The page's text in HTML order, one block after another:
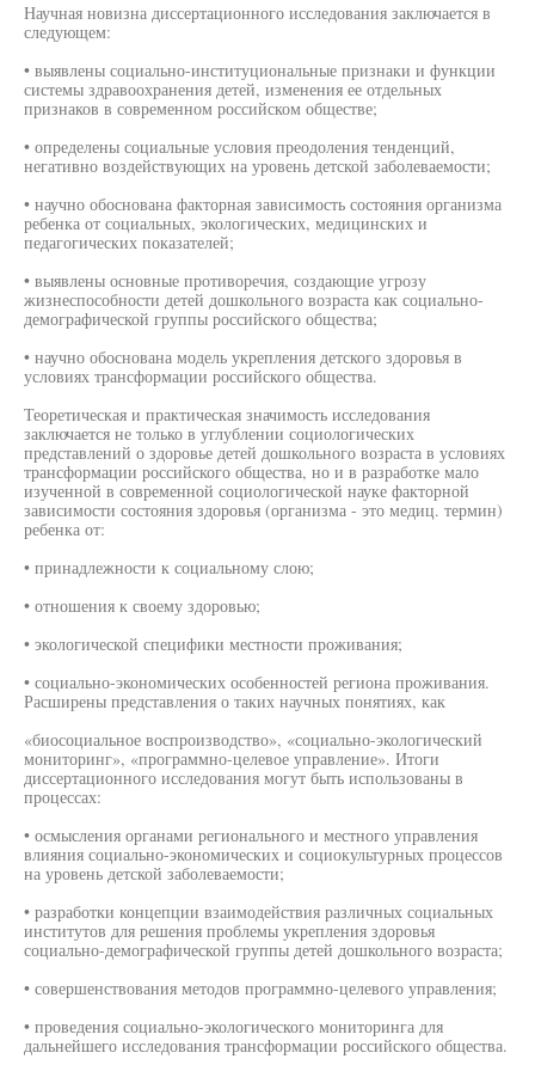
Научная новизна диссертационного исследования заключается в
следующем:
• выявлены социально-институциональные признаки и функции
системы здравоохранения детей, изменения ее отдельных
признаков в современном российском обществе;
• определены социальные условия преодоления тенденций,
негативно воздействующих на уровень детской заболеваемости;
• научно обоснована факторная зависимость состояния организма
ребенка от социальных, экологических, медицинских и
педагогических показателей;
• выявлены основные противоречия, создающие угрозу
жизнеспособности детей дошкольного возраста как социально-
демографической группы российского общества;
• научно обоснована модель укрепления детского здоровья в
условиях трансформации российского общества.
Теоретическая и практическая значимость исследования
заключается не только в углублении социологических
представлений о здоровье детей дошкольного возраста в условиях
трансформации российского общества, но и в разработке мало
изученной в современной социологической науке факторной
зависимости состояния здоровья (организма - это медиц. термин)
ребенка от:
• принадлежности к социальному слою;
• отношения к своему здоровью;
• экологической специфики местности проживания;
• социально-экономических особенностей региона проживания.
Расширены представления о таких научных понятиях, как
«биосоциальное воспроизводство», «социально-экологический
мониторинг», «программно-целевое управление». Итоги
диссертационного исследования могут быть использованы в
процессах:
• осмысления органами регионального и местного управления
влияния социально-экономических и социокультурных процессов
на уровень детской заболеваемости;
• разработки концепции взаимодействия различных социальных
институтов для решения проблемы укрепления здоровья
социально-демографической группы детей дошкольного возраста;
• совершенствования методов программно-целевого управления;
• проведения социально-экологического мониторинга для
дальнейшего исследования трансформации российского общества.